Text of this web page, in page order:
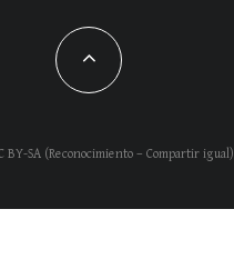
BY-SA (Reconocimiento – Compartir igual)